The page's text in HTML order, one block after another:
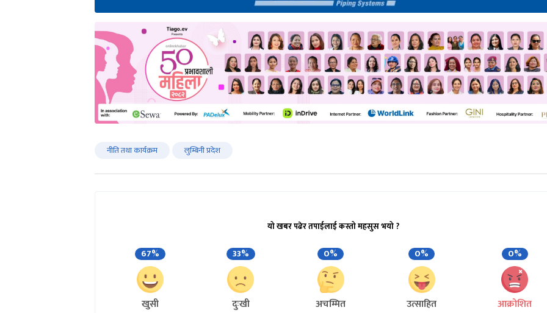
नीति तथा कार्यक्रम लुम्बिनी प्रदेश
यो खबर पढेर तपाईलाई कस्तो महसुस भयो ?
67%
खुसी
33%
दुःखी
0%
अचम्मित
0%
उत्साहित
0%
आक्रोशित